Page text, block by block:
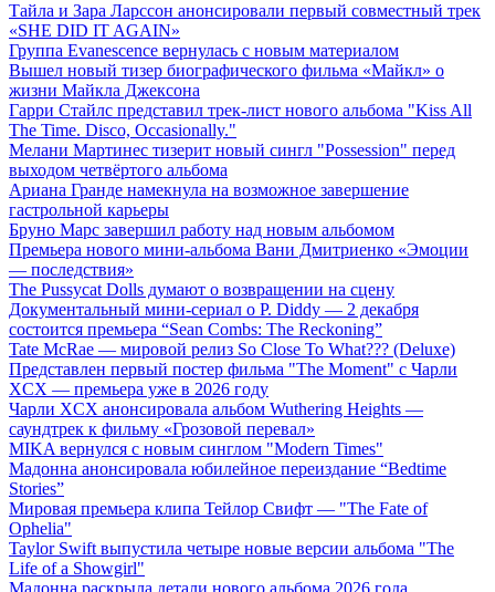
Тайла и Зара Ларссон анонсировали первый совместный трек
«SHE DID IT AGAIN»
Группа Evanescence вернулась с новым материалом
Вышел новый тизер биографического фильма «Майкл» о
жизни Майкла Джексона
Гарри Стайлс представил трек-лист нового альбома "Kiss All
The Time. Disco, Occasionally."
Мелани Мартинес тизерит новый сингл "Possession" перед
выходом четвёртого альбома
Ариана Гранде намекнула на возможное завершение
гастрольной карьеры
Бруно Марс завершил работу над новым альбомом
Премьера нового мини-альбома Вани Дмитриенко «Эмоции
— последствия»
The Pussycat Dolls думают о возвращении на сцену
Документальный мини-сериал о P. Diddy — 2 декабря
состоится премьера “Sean Combs: The Reckoning”
Tate McRae — мировой релиз So Close To What??? (Deluxe)
Представлен первый постер фильма "The Moment" с Чарли
XCX — премьера уже в 2026 году
Чарли XCX анонсировала альбом Wuthering Heights —
саундтрек к фильму «Грозовой перевал»
MIKA вернулся с новым синглом "Modern Times"
Мадонна анонсировала юбилейное переиздание “Bedtime
Stories”
Мировая премьера клипа Тейлор Свифт — "The Fate of
Ophelia"
Taylor Swift выпустила четыре новые версии альбома "The
Life of a Showgirl"
Мадонна раскрыла детали нового альбома 2026 года